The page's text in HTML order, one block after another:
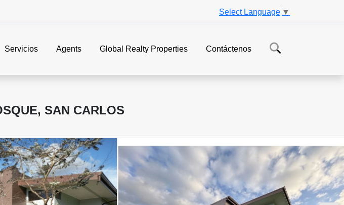
Select Language ▼
Servicios Agents Global Realty Properties Contáctenos
SAN CARLOS